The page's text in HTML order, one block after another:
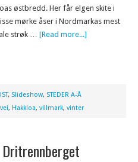
østbredd. Her får elgen skite i
mørke åser i Nordmarkas mest
strøk … [Read more...]
, Slideshow, STEDER A-Å
, Hakkloa, villmark, vinter
Dritrennberget